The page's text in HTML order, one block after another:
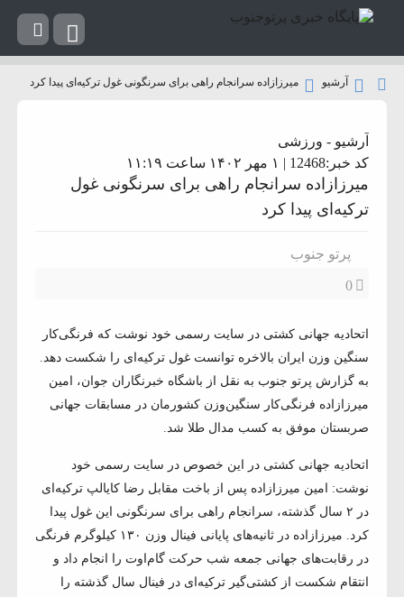
آرشیو میرزازاده سرانجام راهی برای سرنگونی غول ترکیه‌ای پیدا کرد
آرشیو - ورزشی
کد خبر:12468 | ۱ مهر ۱۴۰۲ ساعت ۱۱:۱۹
میرزازاده سرانجام راهی برای سرنگونی غول
ترکیه‌ای پیدا کرد
پرتو جنوب
0
اتحادیه جهانی کشتی در سایت رسمی خود نوشت که فرنگی‌کار
سنگین وزن ایران بالاخره توانست غول ترکیه‌ای را شکست دهد.
به گزارش پرتو جنوب به نقل از باشگاه خبرنگاران جوان، امین
میرزازاده فرنگی‌کار سنگین‌وزن کشورمان در مسابقات جهانی
صربستان موفق به کسب مدال طلا شد.
اتحادیه جهانی کشتی در این خصوص در سایت رسمی خود
نوشت: امین میرزازاده پس از باخت مقابل رضا کایالپ ترکیه‌ای
در ۲ سال گذشته، سرانجام راهی برای سرنگونی این غول پیدا
کرد. میرزازاده در ثانیه‌های پایانی فینال وزن ۱۳۰ کیلوگرم فرنگی
در رقابت‌های جهانی جمعه شب حرکت گام‌اوت را انجام داد و
انتقام شکست از کشتی‌گیر ترکیه‌ای در فینال سال گذشته را